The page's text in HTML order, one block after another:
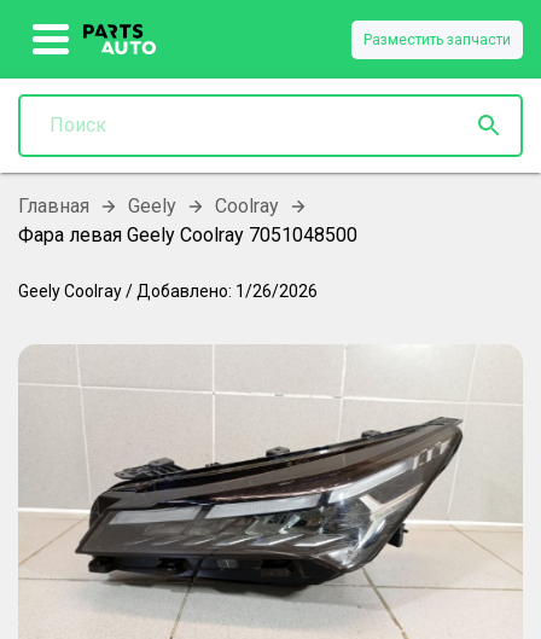
Разместить запчасти
Главная Geely
Coolray
Фара левая Geely Coolray 7051048500
GeelyCoolray/ Добавлено: 1/26/2026